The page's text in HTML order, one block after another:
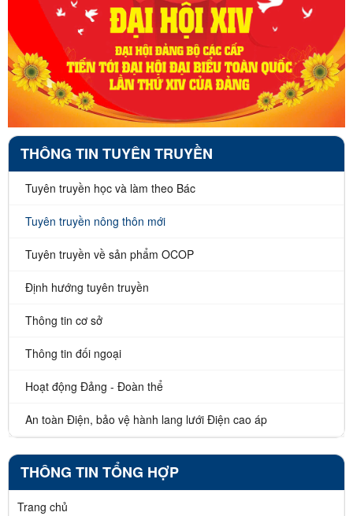
THÔNG TIN TUYÊN TRUYỀN
Tuyên truyền học và làm theo Bác
Tuyên truyền nông thôn mới
Tuyên truyền về sản phẩm OCOP
Định hướng tuyên truyền
Thông tin cơ sở
Thông tin đối ngoại
Hoạt động Đảng - Đoàn thể
An toàn Điện, bảo vệ hành lang lưới Điện cao áp
THÔNG TIN TỔNG HỢP
Trang chủ